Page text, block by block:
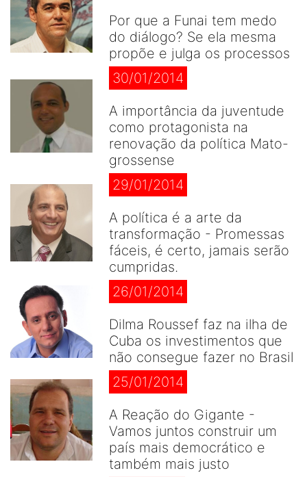
Por que a Funai tem medo
do diálogo? Se ela mesma
propõe e julga os processos
30/01/2014
A importância da juventude
como protagonista na
renovação da política Mato-
grossense
29/01/2014
A política é a arte da
transformação - Promessas
fáceis, é certo, jamais serão
cumpridas.
26/01/2014
Dilma Roussef faz na ilha de
Cuba os investimentos que
não consegue fazer no Brasil
25/01/2014
A Reação do Gigante -
Vamos juntos construir um
país mais democrático e
também mais justo